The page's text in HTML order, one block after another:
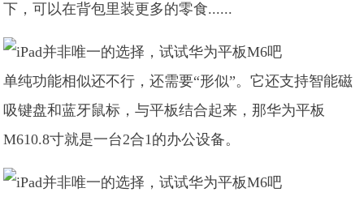
下，可以在背包里装更多的零食......
单纯功能相似还不行，还需要“形似”。它还支持智能磁
吸键盘和蓝牙鼠标，与平板结合起来，那华为平板
M610.8寸就是一台2合1的办公设备。